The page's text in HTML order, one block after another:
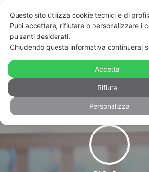
Spagna, congedi
obbligatori per
Questo sito utilizza cookie tecnici e di
Puoi accettare, rifiutare o personalizzare i
pulsanti desiderati.
Chiudendo questa informativa continuerai
Accetta
Rifiuta
Personalizza